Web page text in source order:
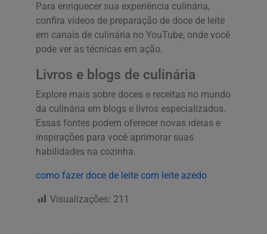
Para enriquecer sua experiência culinária,
confira vídeos de preparação de doce de leite
em canais de culinária no YouTube, onde você
pode ver as técnicas em ação.
Livros e blogs de culinária
Explore mais sobre doces e receitas no mundo
da culinária em blogs e livros especializados.
Essas fontes podem oferecer novas ideias e
inspirações para você aprimorar suas
habilidades na cozinha.
como fazer doce de leite com leite azedo
Visualizações: 211